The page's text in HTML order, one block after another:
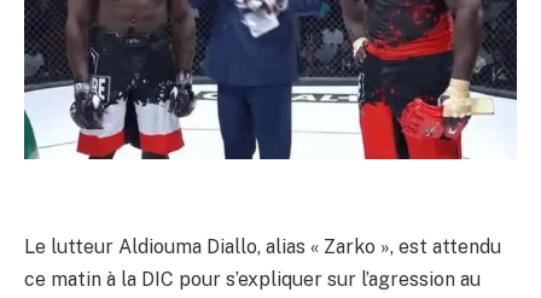
Le lutteur Aldiouma Diallo, alias « Zarko », est attendu
ce matin à la DIC pour s’expliquer sur l’agression au